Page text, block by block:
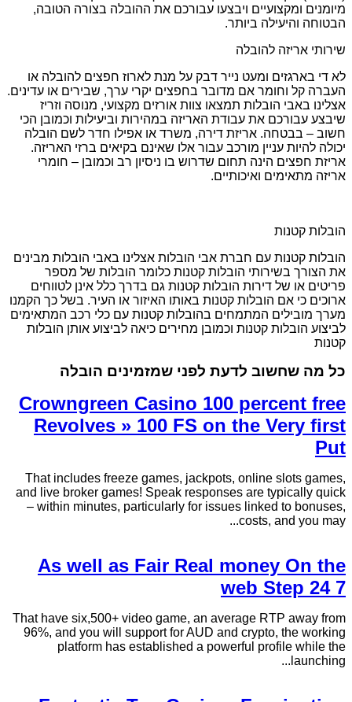
מיומנים ומקצועיים ויבצעו עבורכם את ההובלה בצורה הטובה,
הבטוחה והיעילה ביותר.
שירותי אריזה להובלה
לא די בארגזים ומעט נייר דבק על מנת לארוז חפצים להובלה או
העברה קל וחומר אם מדובר בחפצים יקרי ערך, שבירים או עדינים.
אצלינו באבי הובלות תמצאו צוות אורזים מקצועי, מנוסה וזריז
שיבצע עבורכם את עבודת האריזה במהירות וביעילות וכמובן הכי
חשוב – בבטחה. אריזת דירה, משרד או אפילו חדר לשם הובלה
יכולה להיות עניין מורכב עבור אלו שאינם בקיאים ברזי האריזה.
אריזת חפצים הינה תחום שדרוש בו ניסיון רב וכמובן – חומרי
אריזה מתאימים ואיכותיים.
הובלות קטנות
הובלות קטנות עם חברת אבי הובלות אצלינו באבי הובלות מבינים
את הצורך בשירותי הובלות קטנות כלומר הובלות של מספר
פריטים או של דירות הובלות קטנות גם בדרך כלל אינן לטווחים
ארוכים כי אם הובלות קטנות באותו האיזור או העיר. בשל כך הקמנו
מערך מובילים המתמחים בהובלות קטנות עם כלי רכב המתאימים
לביצוע הובלות קטנות וכמובן מחירים כיאה לביצוע אותן הובלות
קטנות
כל מה שחשוב לדעת לפני שמזמינים הובלה
Crowngreen Casino 100 percent free
Revolves » 100 FS on the Very first
Put
That includes freeze games, jackpots, online slots games,
and live broker games! Speak responses are typically quick
– within minutes, particularly for issues linked to bonuses,
costs, and you may...
As well as Fair Real money On the
web Step 24 7
That have six,500+ video game, an average RTP away from
96%, and you will support for AUD and crypto, the working
platform has established a powerful profile while the
launching...